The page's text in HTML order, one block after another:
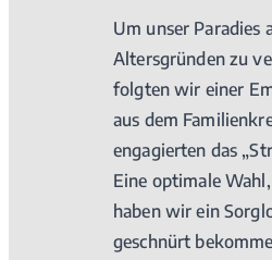
Um unser Paradies
Altersgründen zu
folgten wir einer
aus dem
engagierten das
Eine optimale
haben wir ein
geschnürt